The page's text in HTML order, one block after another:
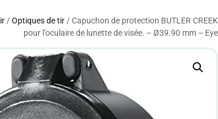
/Optiques de tir / Capuchon de protection BUTLER CREEK
pour l’oculaire de lunette de visée. – Ø39.90 mm – Eye